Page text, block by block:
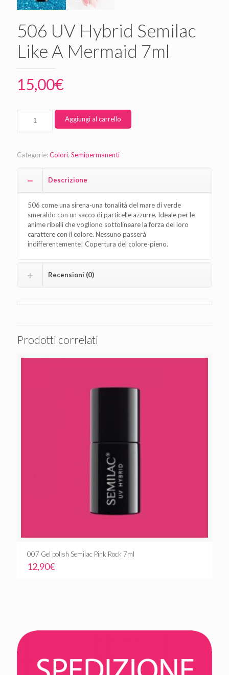
506 UV Hybrid Semilac
Like A Mermaid 7ml
15,00€
Aggiungi al carrello
Categorie:Colori, Semipermanenti
Descrizione
506 come una sirena-una tonalità del mare di verde
smeraldo con un sacco di particelle azzurre. Ideale per le
anime ribelli che vogliono sottolineare la forza del loro
carattere con il colore. Nessuno passerà
indifferentemente! Copertura del colore-pieno.
Recensioni (0)
Prodotti correlati
007 Gel polish Semilac Pink Rock 7ml
12,90€